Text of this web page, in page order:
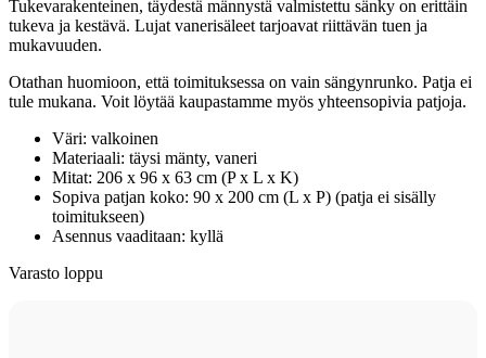
Tukevarakenteinen, täydestä männystä valmistettu sänky on erittäin
tukeva ja kestävä. Lujat vanerisäleet tarjoavat riittävän tuen ja
mukavuuden.
Otathan huomioon, että toimituksessa on vain sängynrunko. Patja ei
tule mukana. Voit löytää kaupastamme myös yhteensopivia patjoja.
Väri: valkoinen
Materiaali: täysi mänty, vaneri
Mitat: 206 x 96 x 63 cm (P x L x K)
Sopiva patjan koko: 90 x 200 cm (L x P) (patja ei sisälly
toimitukseen)
Asennus vaaditaan: kyllä
Varasto loppu